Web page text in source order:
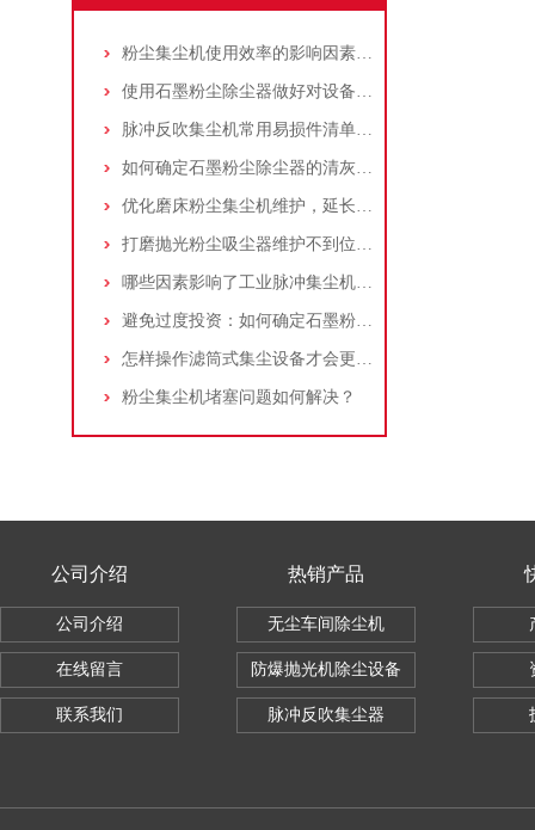
粉尘集尘机使用效率的影响因素及改进措施
使用石墨粉尘除尘器做好对设备的维护十分重要
脉冲反吹集尘机常用易损件清单与更换周期建议
如何确定石墨粉尘除尘器的清灰速度？
优化磨床粉尘集尘机维护，延长设备寿命
打磨抛光粉尘吸尘器维护不到位，那是你没有注意这些而已！
哪些因素影响了工业脉冲集尘机的使用寿命？
避免过度投资：如何确定石墨粉尘除尘器的合理价格区间
怎样操作滤筒式集尘设备才会更安全
粉尘集尘机堵塞问题如何解决？
公司介绍
公司介绍
在线留言
联系我们
热销产品
无尘车间除尘机
防爆抛光机除尘设备
脉冲反吹集尘器